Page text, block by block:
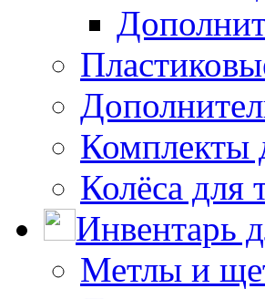
Комплекты
Колёса для
Инвентарь
Метлы и